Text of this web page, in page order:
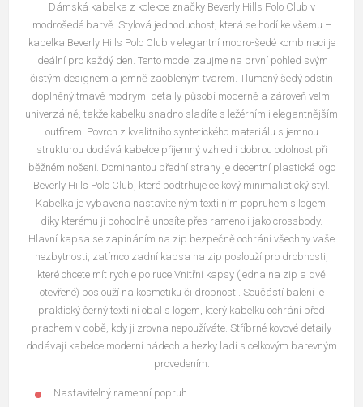
Dámská kabelka z kolekce značky Beverly Hills Polo Club v
modrošedé barvě. Stylová jednoduchost, která se hodí ke všemu –
kabelka Beverly Hills Polo Club v elegantní modro-šedé kombinaci je
ideální pro každý den. Tento model zaujme na první pohled svým
čistým designem a jemně zaobleným tvarem. Tlumený šedý odstín
doplněný tmavě modrými detaily působí moderně a zároveň velmi
univerzálně, takže kabelku snadno sladíte s ležérním i elegantnějším
outfitem. Povrch z kvalitního syntetického materiálu s jemnou
strukturou dodává kabelce příjemný vzhled i dobrou odolnost při
běžném nošení. Dominantou přední strany je decentní plastické logo
Beverly Hills Polo Club, které podtrhuje celkový minimalistický styl.
Kabelka je vybavena nastavitelným textilním popruhem s logem,
díky kterému ji pohodlně unosíte přes rameno i jako crossbody.
Hlavní kapsa se zapínáním na zip bezpečně ochrání všechny vaše
nezbytnosti, zatímco zadní kapsa na zip poslouží pro drobnosti,
které chcete mít rychle po ruce.Vnitřní kapsy (jedna na zip a dvě
otevřené) poslouží na kosmetiku či drobnosti. Součástí balení je
praktický černý textilní obal s logem, který kabelku ochrání před
prachem v době, kdy ji zrovna nepoužíváte. Stříbrné kovové detaily
dodávají kabelce moderní nádech a hezky ladí s celkovým barevným
provedením.
Nastavitelný ramenní popruh